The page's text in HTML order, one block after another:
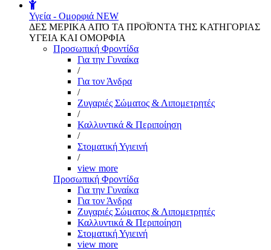
Υγεία - Ομορφιά NEW
ΔΕΣ ΜΕΡΙΚΑ ΑΠΌ ΤΑ ΠΡΟΪΌΝΤΑ ΤΗΣ ΚΑΤΗΓΟΡΙΑΣ
ΥΓΕΙΑ ΚΑΙ ΟΜΟΡΦΙΑ
Προσωπική Φροντίδα
Για την Γυναίκα
/
Για τον Άνδρα
/
Ζυγαριές Σώματος & Λιπομετρητές
/
Καλλυντικά & Περιποίηση
/
Στοματική Υγιεινή
/
view more
Προσωπική Φροντίδα
Για την Γυναίκα
Για τον Άνδρα
Ζυγαριές Σώματος & Λιπομετρητές
Καλλυντικά & Περιποίηση
Στοματική Υγιεινή
view more